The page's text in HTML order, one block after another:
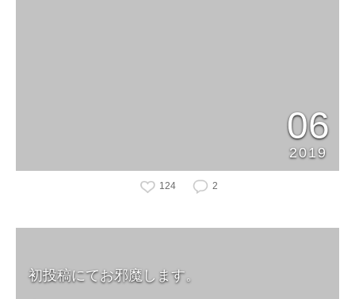
06
2019
124 2
初投稿にてお邪魔します。